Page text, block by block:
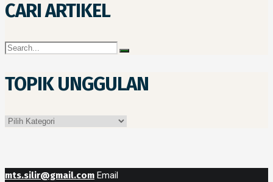
CARI ARTIKEL
TOPIK UNGGULAN
Topik
mts.silir@gmail.com Email